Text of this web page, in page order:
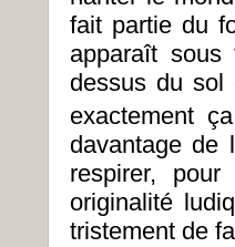
fait partie du
apparaît sous
dessus du sol
exactement
davantage de
respirer,
originalité
tristement de